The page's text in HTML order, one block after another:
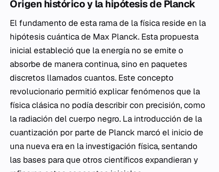
Origen histórico y la hipótesis de Planck
El fundamento de esta rama de la física reside en la
hipótesis cuántica de Max Planck. Esta propuesta
inicial estableció que la energía no se emite o
absorbe de manera continua, sino en paquetes
discretos llamados cuantos. Este concepto
revolucionario permitió explicar fenómenos que la
física clásica no podía describir con precisión, como
la radiación del cuerpo negro. La introducción de la
cuantización por parte de Planck marcó el inicio de
una nueva era en la investigación física, sentando
las bases para que otros científicos expandieran y